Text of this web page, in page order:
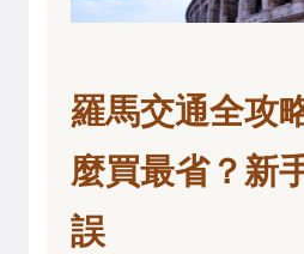
羅馬交通全攻
麼買最省？新
誤